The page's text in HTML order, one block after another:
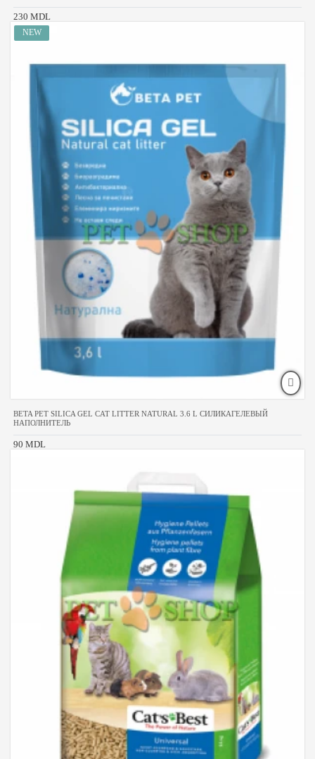
230 MDL
BETA PET SILICA GEL CAT LITTER NATURAL 3.6 L СИЛИКАГЕЛЕВЫЙ
НАПОЛНИТЕЛЬ
90 MDL